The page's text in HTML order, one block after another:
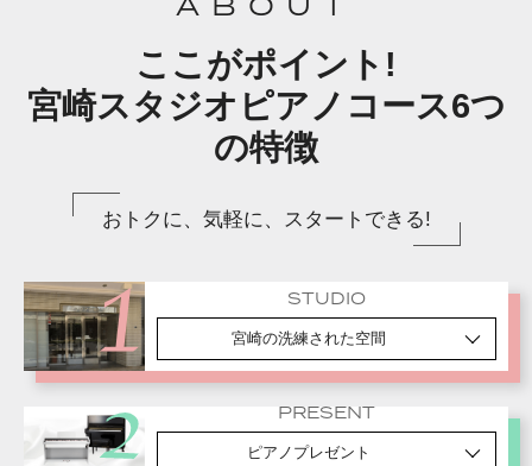
ここがポイント!
宮崎スタジオピアノコース6つ
の特徴
おトクに、気軽に、スタートできる!
STUDIO
宮崎の洗練された空間
PRESENT
ピアノプレゼント